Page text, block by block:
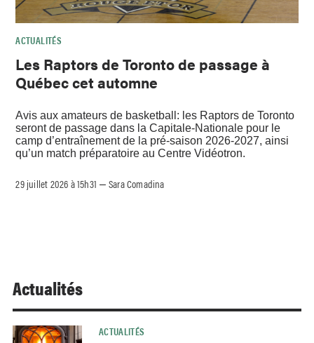
ACTUALITÉS
Les Raptors de Toronto de passage à
Québec cet automne
Avis aux amateurs de basketball: les Raptors de Toronto
seront de passage dans la Capitale-Nationale pour le
camp d’entraînement de la pré-saison 2026-2027, ainsi
qu’un match préparatoire au Centre Vidéotron.
29 juillet 2026 à 15h31 –Sara Comadina
Actualités
ACTUALITÉS